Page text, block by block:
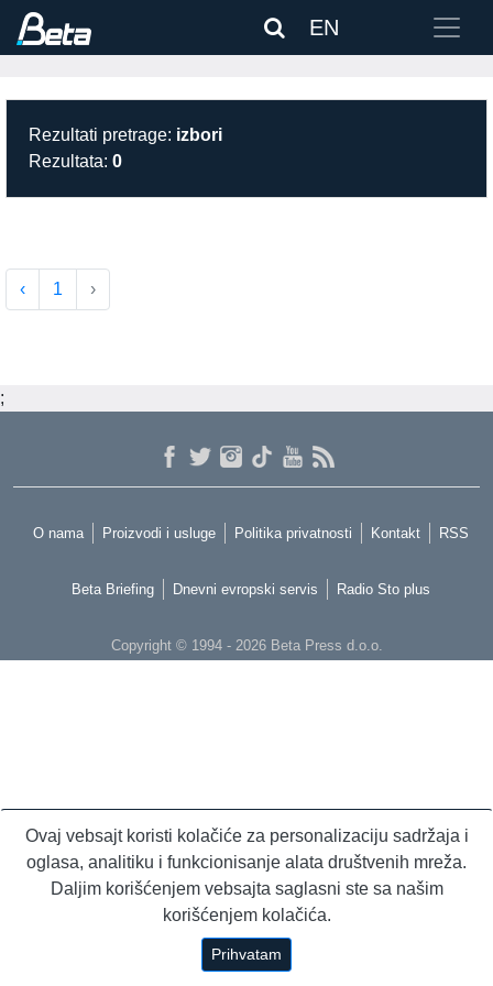
EN
Rezultati pretrage: izbori
Rezultata: 0
‹ 1 ›
;
O nama Proizvodi i usluge Politika privatnosti Kontakt RSS
Beta Briefing Dnevni evropski servis Radio Sto plus
Copyright © 1994 - 2026 Beta Press d.o.o.
Ovaj vebsajt koristi kolačiće za personalizaciju sadržaja i
oglasa, analitiku i funkcionisanje alata društvenih mreža.
Daljim korišćenjem vebsajta saglasni ste sa našim
korišćenjem kolačića.
Prihvatam